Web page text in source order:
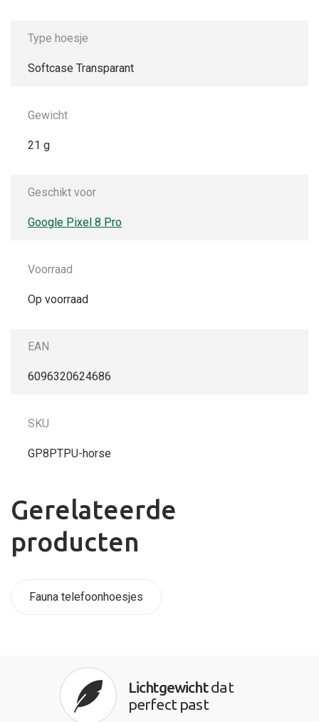
Type hoesje
Softcase Transparant
Gewicht
21 g
Geschikt voor
Google Pixel 8 Pro
Voorraad
Op voorraad
EAN
6096320624686
SKU
GP8PTPU-horse
Gerelateerde
producten
Fauna telefoonhoesjes
Lichtgewichtdat
perfect past